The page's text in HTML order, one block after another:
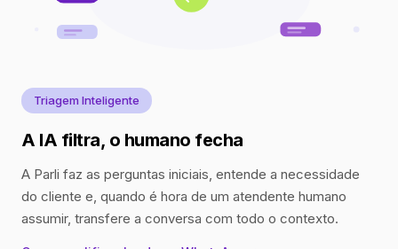
Triagem Inteligente
A IA filtra, o humano fecha
A Parli faz as perguntas iniciais, entende a necessidade
do cliente e, quando é hora de um atendente humano
assumir, transfere a conversa com todo o contexto.